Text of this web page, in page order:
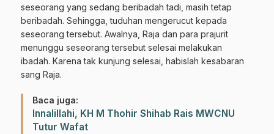
seseorang yang sedang beribadah tadi, masih tetap
beribadah. Sehingga, tuduhan mengerucut kepada
seseorang tersebut. Awalnya, Raja dan para prajurit
menunggu seseorang tersebut selesai melakukan
ibadah. Karena tak kunjung selesai, habislah kesabaran
sang Raja.
Baca juga:
Innalillahi, KH M Thohir Shihab Rais MWCNU
Tutur Wafat